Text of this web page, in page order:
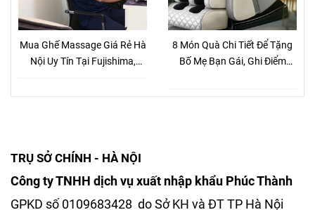
Mua Ghế Massage Giá Rẻ Hà
Nội Uy Tín Tại Fujishima,
Mãi
8 Món Quà Chi Tiết Để Tặng
Bố Mẹ Bạn Gái, Ghi Điểm
TRỤ SỞ CHÍNH - HÀ NỘI
Công ty TNHH dịch vụ xuất nhập khẩu Phúc Thành
GPKD số 0109683428 do Sở KH và ĐT TP Hà Nội